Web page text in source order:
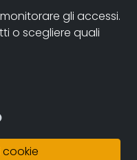
gli accessi.
o scegliere quali